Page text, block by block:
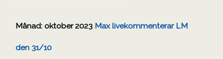
Månad: oktober 2023 Max livekommenterar LM
den 31/10